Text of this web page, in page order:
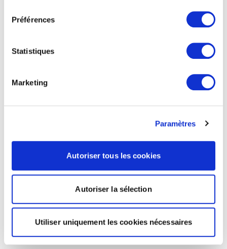
Préférences
Statistiques
Marketing
Paramètres
Autoriser tous les cookies
Autoriser la sélection
Utiliser uniquement les cookies nécessaires